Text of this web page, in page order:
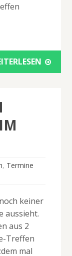
, Termine
keiner
aussieht.
aus 2
Treffen
mal